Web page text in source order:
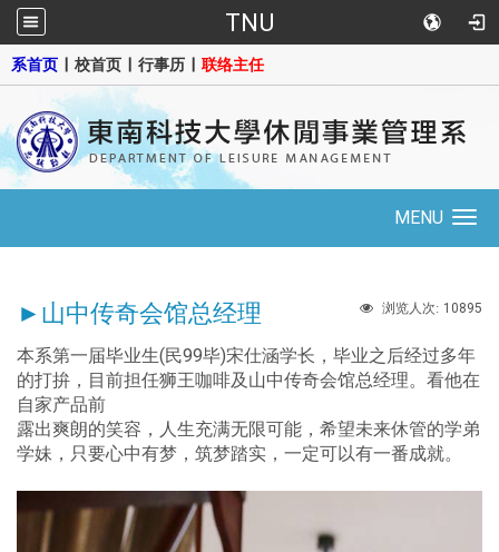
TNU
系首页 校首页 行事历 联络主任
navigation
MENU
浏览人次: 10895
►山中传奇会馆总经理
本系第一届毕业生(民99毕)宋仕涵学长，毕业之后经过多年
的打拚，目前担任狮王咖啡及山中传奇会馆总经理。看他在
自家产品前
露出爽朗的笑容，人生充满无限可能，希望未来休管的学弟
学妹，只要心中有梦，筑梦踏实，一定可以有一番成就。